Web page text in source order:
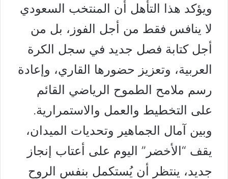
ويؤكد هذا التأهل أن المنتخب السعودي
لا ينافس فقط من أجل الفوز، بل من
أجل كتابة فصل جديد في سجل الكرة
العربية، وتعزيز حضورها القاري، وإعادة
رسم ملامح الطموح الرياضي القائم
على التخطيط والعمل والاستمرارية.
وبين آمال الجماهير وتحديات الميدان،
يقف “الأخضر” اليوم على أعتاب إنجاز
جديد، ينتظر أن يُستكمل بنفس الروح